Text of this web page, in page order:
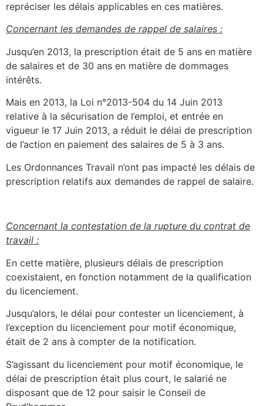
repréciser les délais applicables en ces matières.
Concernant les demandes de rappel de salaires :
Jusqu’en 2013, la prescription était de 5 ans en matière
de salaires et de 30 ans en matière de dommages
intérêts.
Mais en 2013, la Loi n°2013-504 du 14 Juin 2013
relative à la sécurisation de l’emploi, et entrée en
vigueur le 17 Juin 2013, a réduit le délai de prescription
de l’action en paiement des salaires de 5 à 3 ans.
Les Ordonnances Travail n’ont pas impacté les délais de
prescription relatifs aux demandes de rappel de salaire.
Concernant la contestation de la rupture du contrat de
travail :
En cette matière, plusieurs délais de prescription
coexistaient, en fonction notamment de la qualification
du licenciement.
Jusqu’alors, le délai pour contester un licenciement, à
l’exception du licenciement pour motif économique,
était de 2 ans à compter de la notification.
S’agissant du licenciement pour motif économique, le
délai de prescription était plus court, le salarié ne
disposant que de 12 pour saisir le Conseil de